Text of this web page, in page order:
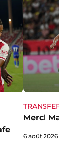
Merci
6 août 2026